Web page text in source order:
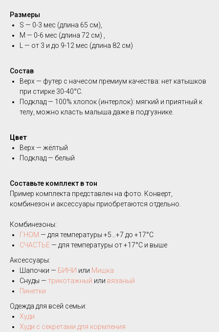
Размеры
S — 0-3 мес (длина 65 см),
М — 0-6 мес (длина 72 см) ,
L — от 3 и до 9-12 мес (длина 82 см)
Состав
Верх — футер с начесом премиум качества: нет катышков
при стирке 30-40°C.
Подклад — 100% хлопок (интерлок): мягкий и приятный к
телу, можно класть малыша даже в подгузнике.
Цвет
Верх — жёлтый
Подклад — белый
Составьте комплект в тон
Пример комплекта представлен на фото. Конверт,
комбинезон и аксессуары приобретаются отдельно.
Комбинезоны:
ГНОМ — для температуры +5…+7 до +17°C
СЧАСТЬЕ — для температуры от +17°C и выше
Аксессуары:
Шапочки — БИНИ или Мишка
Снуды — трикотажный или вязаный
Пинетки
Одежда для всей семьи:
Худи
Худи с секретами для кормления